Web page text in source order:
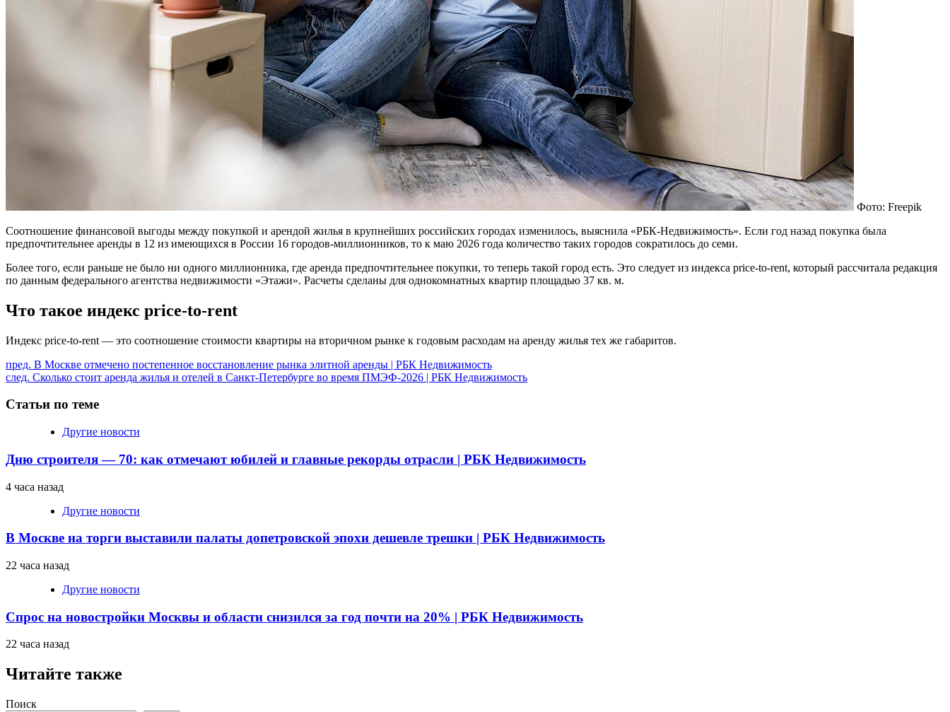
Фото: Freepik
Соотношение финансовой выгоды между покупкой и арендой жилья в крупнейших российских городах изменилось, выяснила «РБК-Недвижимость». Если год назад покупка была
предпочтительнее аренды в 12 из имеющихся в России 16 городов-миллионников, то к маю 2026 года количество таких городов сократилось до семи.
Более того, если раньше не было ни одного миллионника, где аренда предпочтительнее покупки, то теперь такой город есть. Это следует из индекса price-to-rent, который рассчитала редакция
по данным федерального агентства недвижимости «Этажи». Расчеты сделаны для однокомнатных квартир площадью 37 кв. м.
Что такое индекс price-to-rent
Индекс price-to-rent — это соотношение стоимости квартиры на вторичном рынке к годовым расходам на аренду жилья тех же габаритов.
Продолжить
чтение
пред. В Москве отмечено постепенное восстановление рынка элитной аренды | РБК Недвижимость
след. Сколько стоит аренда жилья и отелей в Санкт-Петербурге во время ПМЭФ-2026 | РБК Недвижимость
Статьи по теме
Другие новости
Дню строителя — 70: как отмечают юбилей и главные рекорды отрасли | РБК Недвижимость
4 часа назад
Другие новости
В Москве на торги выставили палаты допетровской эпохи дешевле трешки | РБК Недвижимость
22 часа назад
Другие новости
Спрос на новостройки Москвы и области снизился за год почти на 20% | РБК Недвижимость
22 часа назад
Читайте также
Поиск